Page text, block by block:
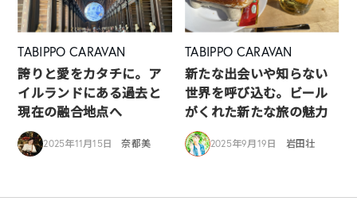
TABIPPO CARAVAN
誇りと愛をカタチに。ア
イルランドにある過去と
現在の融合地点へ
2025年11月15日 奈都美
TABIPPO CARAVAN
新たな出会いや知らない
世界を呼び込む。ビール
がくれた新たな旅の魅力
2025年9月19日 岩田壮